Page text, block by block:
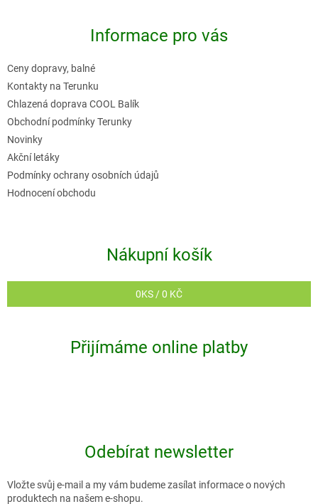
Informace pro vás
Ceny dopravy, balné
Kontakty na Terunku
Chlazená doprava COOL Balík
Obchodní podmínky Terunky
Novinky
Akční letáky
Podmínky ochrany osobních údajů
Hodnocení obchodu
Nákupní košík
0KS /0 KČ
Přijímáme online platby
Odebírat newsletter
Vložte svůj e-mail a my vám budeme zasílat informace o nových
produktech na našem e-shopu.